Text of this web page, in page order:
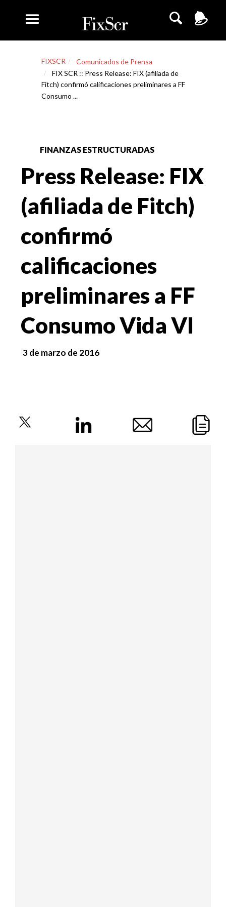
FIXSCR
Comunicados de Prensa
FIX SCR :: Press Release: FIX (afiliada de
Fitch) confirmó calificaciones preliminares a FF
Consumo ...
FINANZAS ESTRUCTURADAS
Press Release: FIX
(afiliada de Fitch)
confirmó
calificaciones
preliminares a FF
Consumo Vida VI
3 de marzo de 2016